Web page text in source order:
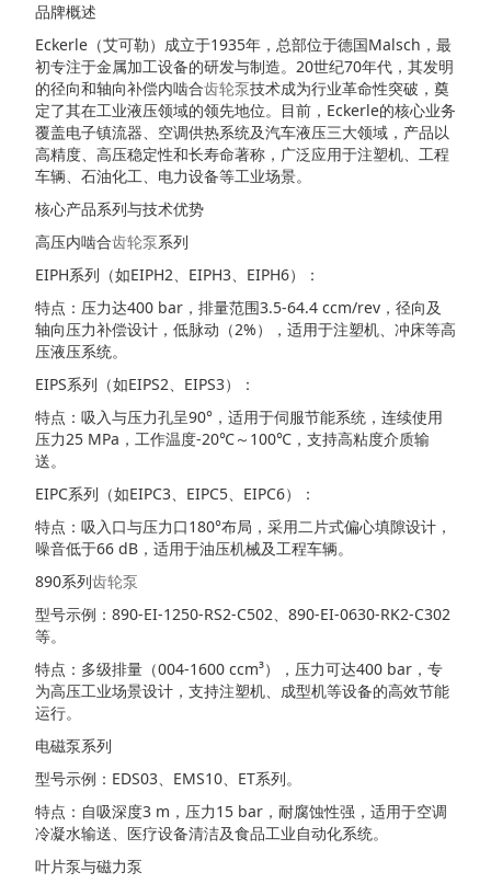
品牌概述
Eckerle（艾可勒）成立于1935年，总部位于德国Malsch，最
初专注于金属加工设备的研发与制造。20世纪70年代，其发明
的径向和轴向补偿内啮合齿轮泵技术成为行业革命性突破，奠
定了其在工业液压领域的领先地位。目前，Eckerle的核心业务
覆盖电子镇流器、空调供热系统及汽车液压三大领域，产品以
高精度、高压稳定性和长寿命著称，广泛应用于注塑机、工程
车辆、石油化工、电力设备等工业场景。
核心产品系列与技术优势
高压内啮合齿轮泵系列
EIPH系列（如EIPH2、EIPH3、EIPH6）：
特点：压力达400 bar，排量范围3.5-64.4 ccm/rev，径向及
轴向压力补偿设计，低脉动（2%），适用于注塑机、冲床等高
压液压系统。
EIPS系列（如EIPS2、EIPS3）：
特点：吸入与压力孔呈90°，适用于伺服节能系统，连续使用
压力25 MPa，工作温度-20℃～100℃，支持高粘度介质输
送。
EIPC系列（如EIPC3、EIPC5、EIPC6）：
特点：吸入口与压力口180°布局，采用二片式偏心填隙设计，
噪音低于66 dB，适用于油压机械及工程车辆。
890系列齿轮泵
型号示例：890-EI-1250-RS2-C502、890-EI-0630-RK2-C302
等。
特点：多级排量（004-1600 ccm³），压力可达400 bar，专
为高压工业场景设计，支持注塑机、成型机等设备的高效节能
运行。
电磁泵系列
型号示例：EDS03、EMS10、ET系列。
特点：自吸深度3 m，压力15 bar，耐腐蚀性强，适用于空调
冷凝水输送、医疗设备清洁及食品工业自动化系统。
叶片泵与磁力泵